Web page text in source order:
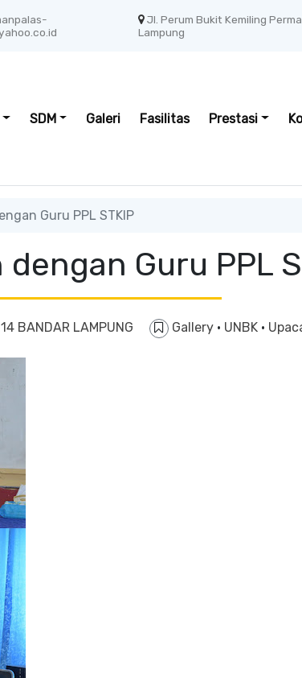
Jl. Perum Bukit Kemiling
Lampung
SDM Galeri Fasilitas Prestasi
Guru PPL STKIP
Guru PPL
BANDAR LAMPUNG Gallery · UNBK ·